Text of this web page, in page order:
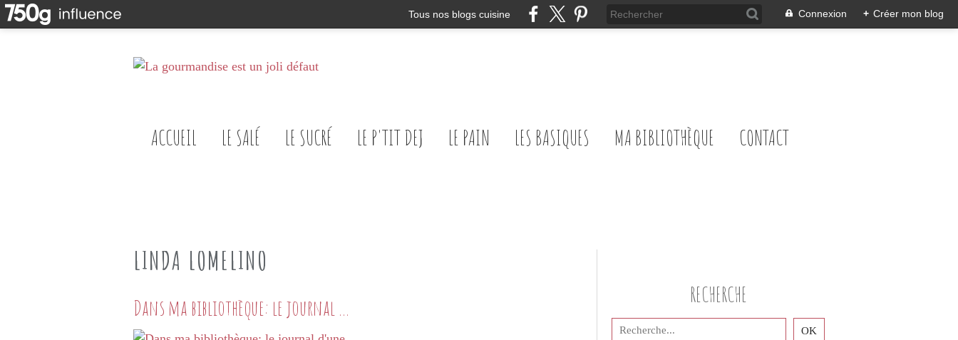
Tous nos blogs cuisine Connexion + Créer mon blog
ACCUEIL LE SALÉ LE SUCRÉ LE P'TIT DEJ LE PAIN LES BASIQUES MA BIBLIOTHÈQUE CONTACT
LINDA LOMELINO
Dans ma bibliothèque: le journal d'une food styliste
RECHERCHE